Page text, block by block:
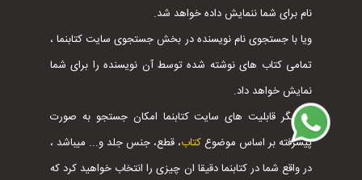
نام برای شما ننمایش داده خواهد شد.
ویا با جستجوی نام نویسنده در بخش جستجوی سایت کتابنما ،
تمامی کتاب های نوشته شده توسط آن نویسنده را برای شما
نمایش خواهد داد.
از دیگر قابلیت های سایت کتابنما امکان جستجو به صورت
پیشرفته بر اساس موضوع کتاب، قطع، جنس جلد و... میباشد ،
در واقع شما در کتابنما دقیقا ان چیزی را انتخاب خواهید کرد که